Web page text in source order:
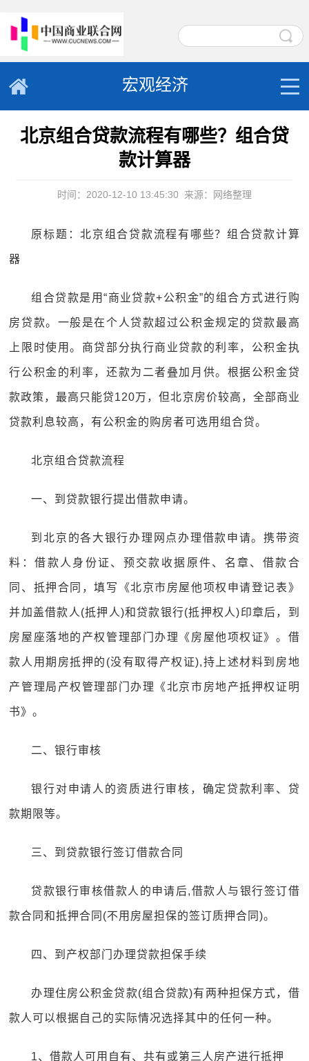
宏观经济
北京组合贷款流程有哪些？组合贷
款计算器
时间：2020-12-10 13:45:30 来源：网络整理
原标题：北京组合贷款流程有哪些？组合贷款计算
器
组合贷款是用“商业贷款+公积金”的组合方式进行购
房贷款。一般是在个人贷款超过公积金规定的贷款最高
上限时使用。商贷部分执行商业贷款的利率，公积金执
行公积金的利率，还款为二者叠加月供。根据公积金贷
款政策，最高只能贷120万，但北京房价较高，全部商业
贷款利息较高，有公积金的购房者可选用组合贷。
北京组合贷款流程
一、到贷款银行提出借款申请。
到北京的各大银行办理网点办理借款申请。携带资
料：借款人身份证、预交款收据原件、名章、借款合
同、抵押合同，填写《北京市房屋他项权申请登记表》
并加盖借款人(抵押人)和贷款银行(抵押权人)印章后，到
房屋座落地的产权管理部门办理《房屋他项权证》。借
款人用期房抵押的(没有取得产权证),持上述材料到房地
产管理局产权管理部门办理《北京市房地产抵押权证明
书》。
二、银行审核
银行对申请人的资质进行审核，确定贷款利率、贷
款期限等。
三、到贷款银行签订借款合同
贷款银行审核借款人的申请后,借款人与银行签订借
款合同和抵押合同(不用房屋担保的签订质押合同)。
四、到产权部门办理贷款担保手续
办理住房公积金贷款(组合贷款)有两种担保方式，借
款人可以根据自己的实际情况选择其中的任何一种。
1、借款人可用自有、共有或第三人房产进行抵押